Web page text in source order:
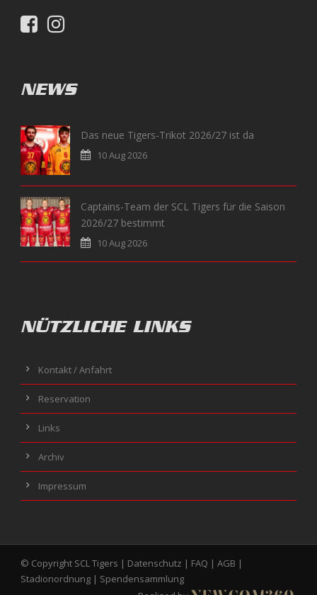
NEWS
Das neue Tigers-Trikot 2026/27 ist da
10 Aug 2026
Captains-Team der SCL Tigers für die Saison
2026/27 bestimmt
10 Aug 2026
NÜTZLICHE LINKS
Kontakt / Anfahrt
Reservation
Links
Archiv
Impressum
© Copyright SCL Tigers | Datenschutz | FAQ | AGB |
Stadionordnung | Spendensammlung